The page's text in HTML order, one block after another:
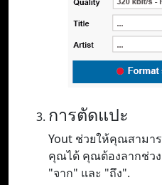
การตัดแปะ
Yout ช่วยให้คุณสามา
คุณได้ คุณต้องลากช่วง
"จาก" และ "ถึง".